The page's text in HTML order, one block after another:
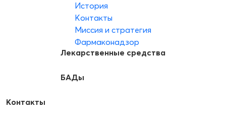
История
Контакты
Миссия и стратегия
Фармаконадзор
Лекарственные средства
БАДы
Контакты